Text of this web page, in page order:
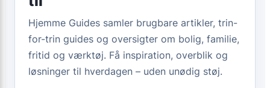
Hjemme Guides samler brugbare artikler, trin-
for-trin guides og oversigter om bolig, familie,
fritid og værktøj. Få inspiration, overblik og
løsninger til hverdagen – uden unødig støj.